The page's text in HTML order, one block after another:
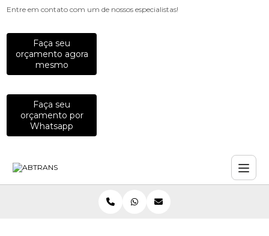
Entre em contato com um de nossos especialistas!
Faça seu
orçamento agora
mesmo
Faça seu
orçamento por
Whatsapp